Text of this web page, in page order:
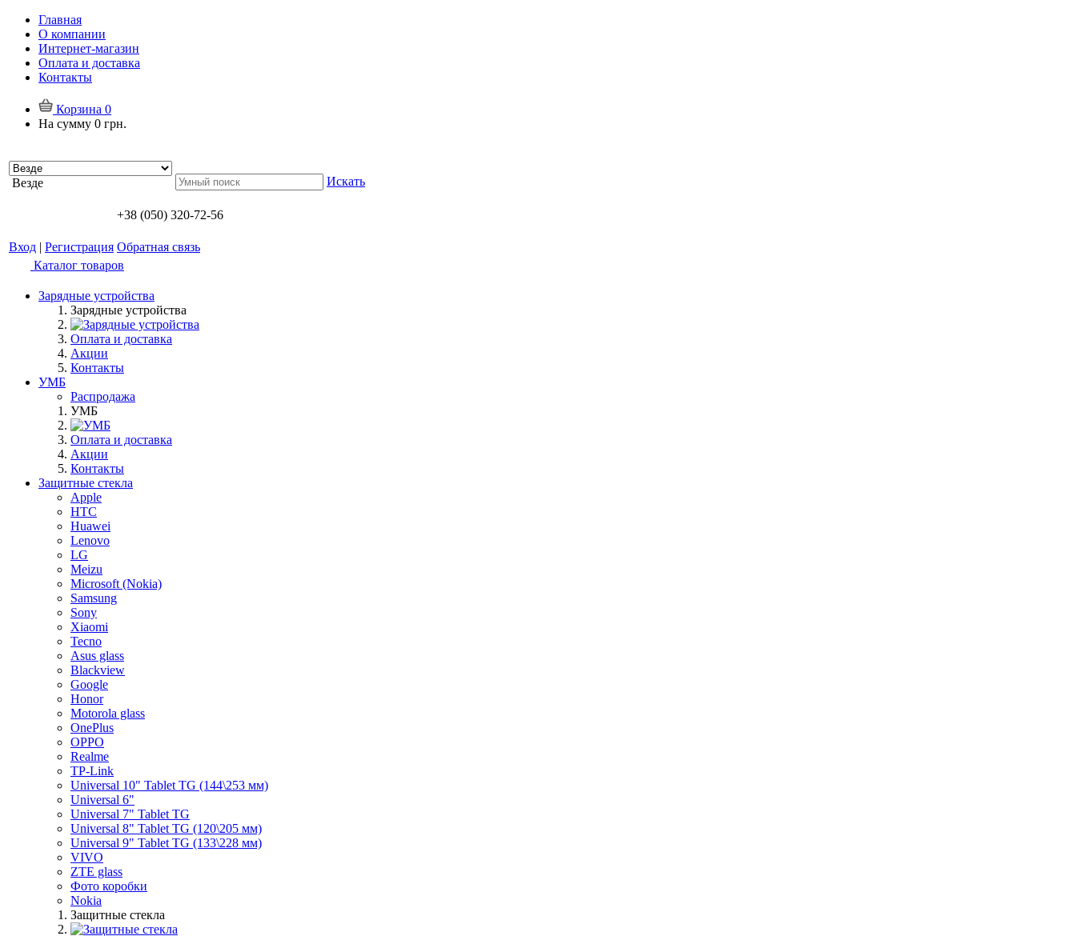
Главная
О компании
Интернет-магазин
Оплата и доставка
Контакты
Корзина 0
На сумму 0 грн.
Везде Искать
+38 (050) 320-72-56
Вход | Регистрация Обратная связь
Каталог товаров
Зарядные устройства
Зарядные устройства
Оплата и доставка
Акции
Контакты
УМБ
Распродажа
УМБ
Оплата и доставка
Акции
Контакты
Защитные стекла
Apple
HTC
Huawei
Lenovo
LG
Meizu
Microsoft (Nokia)
Samsung
Sony
Xiaomi
Tecno
Asus glass
Blackview
Google
Honor
Motorola glass
OnePlus
OPPO
Realme
TP-Link
Universal 10" Tablet TG (144\253 мм)
Universal 6"
Universal 7" Tablet TG
Universal 8" Tablet TG (120\205 мм)
Universal 9" Tablet TG (133\228 мм)
VIVO
ZTE glass
Фото коробки
Nokia
Защитные стекла